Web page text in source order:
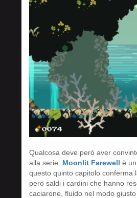
Qualcosa deve però aver
alla serie. Moonlit Farewell è
questo quinto capitolo conferma
però saldi i cardini che hanno
caciarone, fluido nel modo